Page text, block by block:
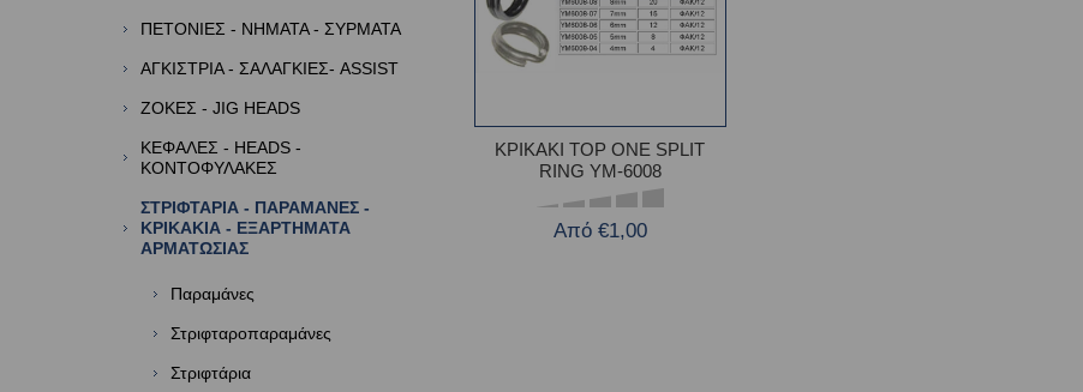
ΚΡΙΚΑΚΙ TOP ONE SPLIT
RING YM-6008
Από €1,00
ΠΕΤΟΝΙΕΣ - ΝΗΜΑΤΑ - ΣΥΡΜΑΤΑ
ΑΓΚΙΣΤΡΙΑ - ΣΑΛΑΓΚΙΕΣ- ASSIST
ΖΟΚΕΣ - JIG HEADS
ΚΕΦΑΛΕΣ - HEADS -
ΚΟΝΤΟΦΥΛΑΚΕΣ
ΣΤΡΙΦΤΑΡΙΑ - ΠΑΡΑΜΑΝΕΣ -
ΚΡΙΚΑΚΙΑ - ΕΞΑΡΤΗΜΑΤΑ
ΑΡΜΑΤΩΣΙΑΣ
Παραμάνες
Στριφταροπαραμάνες
Στριφτάρια